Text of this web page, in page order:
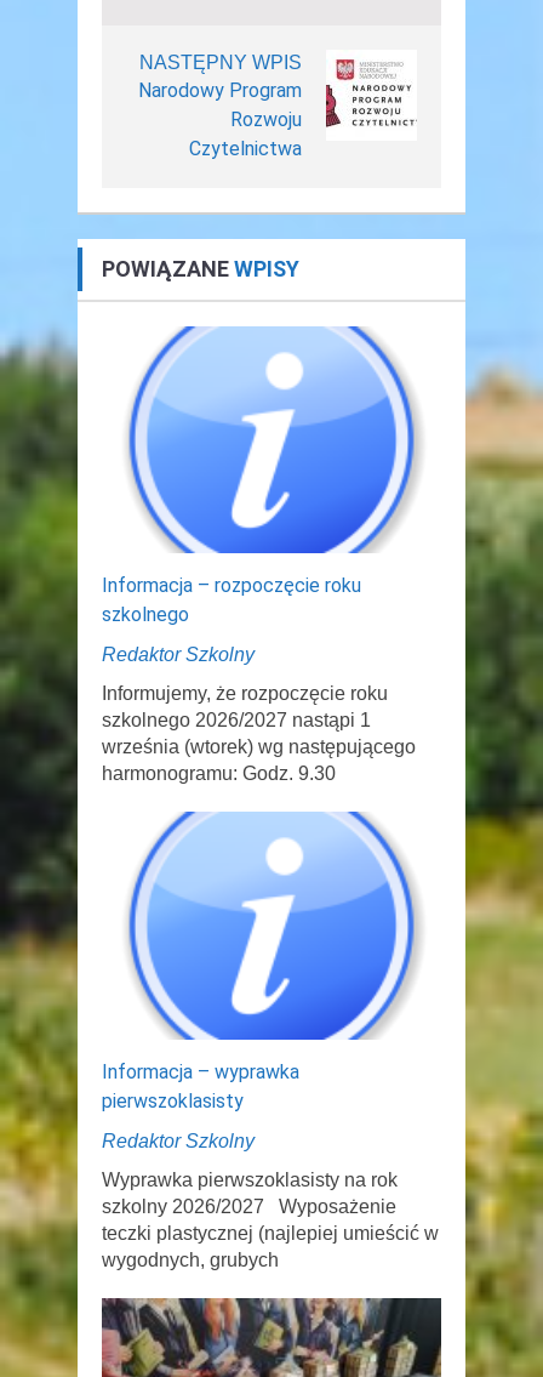
NASTĘPNY WPIS
Narodowy Program
Rozwoju
Czytelnictwa
POWIĄZANEWPISY
Informacja – rozpoczęcie roku
szkolnego
Redaktor Szkolny
Informujemy, że rozpoczęcie roku
szkolnego 2026/2027 nastąpi 1
września (wtorek) wg następującego
harmonogramu: Godz. 9.30
Informacja – wyprawka
pierwszoklasisty
Redaktor Szkolny
Wyprawka pierwszoklasisty na rok
szkolny 2026/2027 Wyposażenie
teczki plastycznej (najlepiej umieścić w
wygodnych, grubych